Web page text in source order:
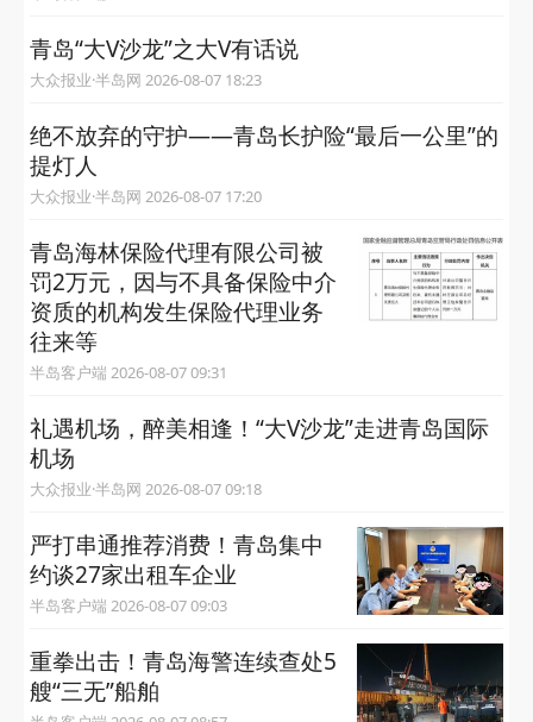
青岛“大V沙龙”之大V有话说
大众报业·半岛网 2026-08-07 18:23
绝不放弃的守护——青岛长护险“最后一公里”的
提灯人
大众报业·半岛网 2026-08-07 17:20
青岛海林保险代理有限公司被
罚2万元，因与不具备保险中介
资质的机构发生保险代理业务
往来等
半岛客户端 2026-08-07 09:31
礼遇机场，醉美相逢！“大V沙龙”走进青岛国际
机场
大众报业·半岛网 2026-08-07 09:18
严打串通推荐消费！青岛集中
约谈27家出租车企业
半岛客户端 2026-08-07 09:03
重拳出击！青岛海警连续查处5
艘“三无”船舶